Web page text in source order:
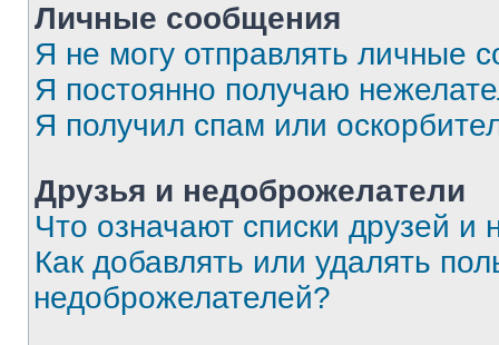
Личные сообщения
Я не могу отправлять личные
Я постоянно получаю
Я получил спам или
Друзья и недоброжелатели
Что означают списки друзей и
Как добавлять или удалять
недоброжелателей?